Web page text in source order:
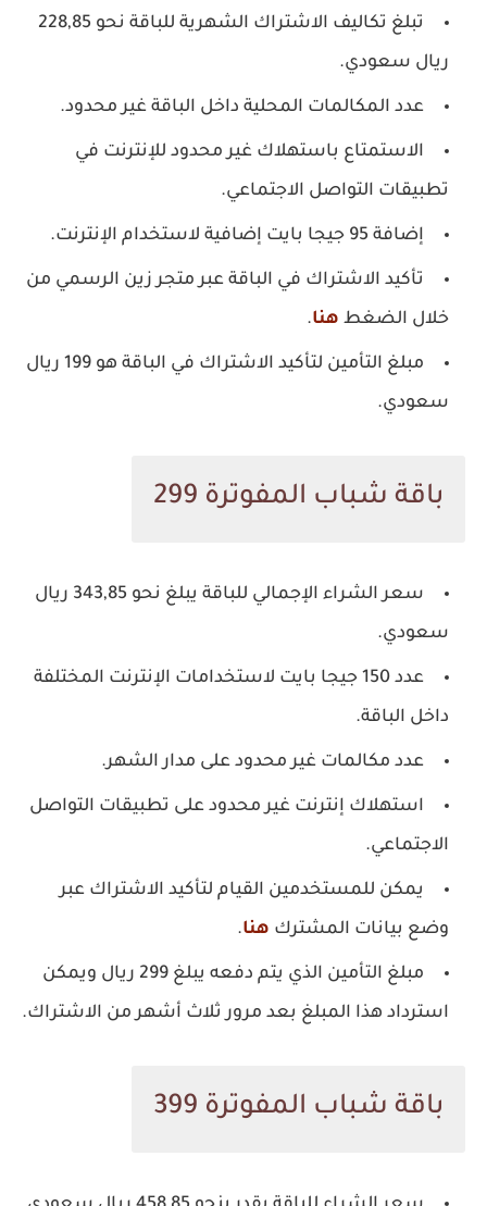
تبلغ تكاليف الاشتراك الشهرية للباقة نحو 228,85
ريال سعودي.
عدد المكالمات المحلية داخل الباقة غير محدود.
الاستمتاع باستهلاك غير محدود للإنترنت في
تطبيقات التواصل الاجتماعي.
إضافة 95 جيجا بايت إضافية لاستخدام الإنترنت.
تأكيد الاشتراك في الباقة عبر متجر زين الرسمي من
خلال الضغط هنا.
مبلغ التأمين لتأكيد الاشتراك في الباقة هو 199 ريال
سعودي.
باقة شباب المفوترة 299
سعر الشراء الإجمالي للباقة يبلغ نحو 343,85 ريال
سعودي.
عدد 150 جيجا بايت لاستخدامات الإنترنت المختلفة
داخل الباقة.
عدد مكالمات غير محدود على مدار الشهر.
استهلاك إنترنت غير محدود على تطبيقات التواصل
الاجتماعي.
يمكن للمستخدمين القيام لتأكيد الاشتراك عبر
وضع بيانات المشترك هنا.
مبلغ التأمين الذي يتم دفعه يبلغ 299 ريال ويمكن
استرداد هذا المبلغ بعد مرور ثلاث أشهر من الاشتراك.
باقة شباب المفوترة 399